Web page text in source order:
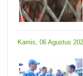
Kamis, 06 Agustus